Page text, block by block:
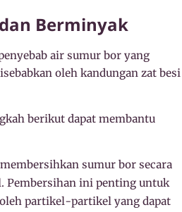
Berminyak
air sumur bor yang
oleh kandungan zat besi
berikut dapat membantu
sumur bor secara
Pembersihan ini penting untuk
partikel-partikel yang dapat